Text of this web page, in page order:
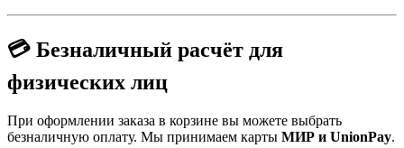
💳 Безналичный расчёт для
физических лиц
При оформлении заказа в корзине вы можете выбрать
безналичную оплату. Мы принимаем карты МИР и UnionPay.